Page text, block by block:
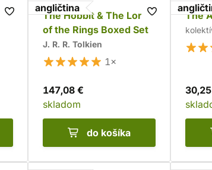
angličtina
The Hobbit & The Lord
of the Rings Boxed Set
J. R. R. Tolkien
1×
147,08 €
skladom
do košíka
The